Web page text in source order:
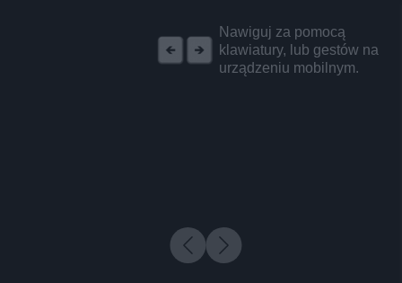
Nawiguj za pomocą
klawiatury, lub gestów na
urządzeniu mobilnym.